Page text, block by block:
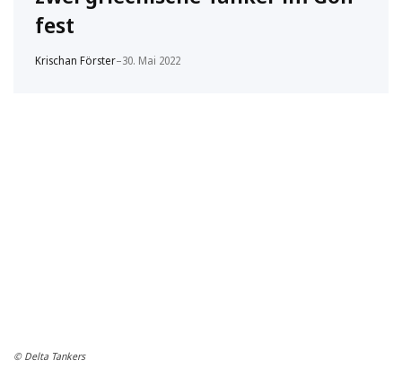
fest
Krischan Förster–30. Mai 2022
© Delta Tankers